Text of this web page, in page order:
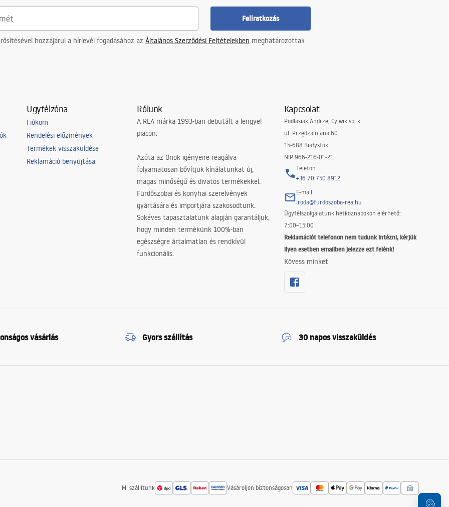
Feliratkozás
hozzájárul a hírlevél fogadásához az Általános Szerződési Feltételekben meghatározottak
Ügyfélzóna
Fiókom
Rendelési előzmények
Termékek visszaküldése
Reklamáció benyújtása
Rólunk
A REA márka 1993-ban debütált a lengyel
piacon.
Azóta az Önök igényeire reagálva
folyamatosan bővítjük kínálatunkat új,
magas minőségű és divatos termékekkel.
Fürdőszobai és konyhai szerelvények
gyártására és importjára szakosodtunk.
Sokéves tapasztalatunk alapján garantáljuk,
hogy minden termékünk 100%-ban
egészségre ártalmatlan és rendkívül
funkcionális.
Kapcsolat
Podlasiak Andrzej Cylwik sp. k.
ul. Przędzalniana 60
15-688 Białystok
NIP 966-216-01-21
Telefon
+36 70 750 8912
E-mail
iroda@furdoszoba-rea.hu
Ügyfélszolgálatunk hétköznapokon elérhető:
7:00–15:00
Reklamációt telefonon nem tudunk intézni, kérjük
ilyen esetben emailben jelezze ezt felénk!
Kövess minket
vásárlás Gyors szállítás 30 napos visszaküldés
Mi szállítunk Vásároljon biztonságosan